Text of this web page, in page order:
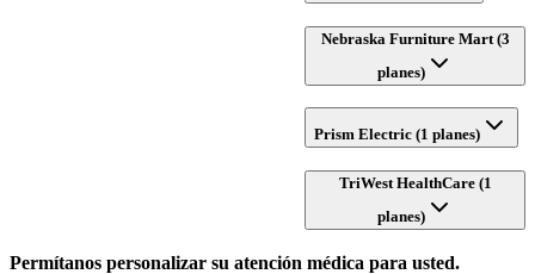
Nebraska Furniture Mart (3
planes)
Prism Electric (1 planes)
TriWest HealthCare (1
planes)
Permítanos personalizar su atención médica para usted.